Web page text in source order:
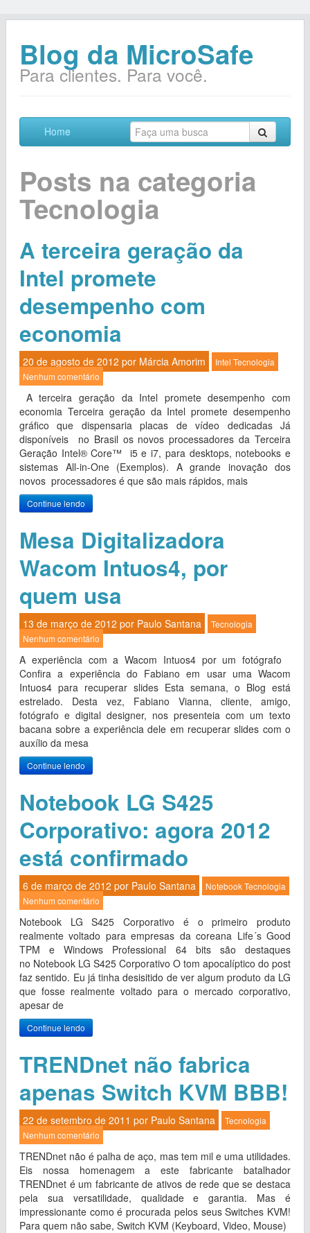
Blog da MicroSafe
Para clientes. Para você.
Home
Posts na categoria
Tecnologia
A terceira geração da
Intel promete
desempenho com
economia
20 de agosto de 2012 por Márcia Amorim Intel Tecnologia
Nenhum comentário
A terceira geração da Intel promete desempenho com
economia Terceira geração da Intel promete desempenho
gráfico que dispensaria placas de vídeo dedicadas Já
disponíveis no Brasil os novos processadores da Terceira
Geração Intel® Core™ i5 e i7, para desktops, notebooks e
sistemas All-in-One (Exemplos). A grande inovação dos
novos processadores é que são mais rápidos, mais
Continue lendo
Mesa Digitalizadora
Wacom Intuos4, por
quem usa
13 de março de 2012 por Paulo Santana
Tecnologia
Nenhum comentário
A experiência com a Wacom Intuos4 por um fotógrafo
Confira a experiência do Fabiano em usar uma Wacom
Intuos4 para recuperar slides Esta semana, o Blog está
estrelado. Desta vez, Fabiano Vianna, cliente, amigo,
fotógrafo e digital designer, nos presenteia com um texto
bacana sobre a experiência dele em recuperar slides com o
auxílio da mesa
Continue lendo
Notebook LG S425
Corporativo: agora 2012
está confirmado
6 de março de 2012 por Paulo Santana NotebookTecnologia
Nenhum comentário
Notebook LG S425 Corporativo é o primeiro produto
realmente voltado para empresas da coreana Life´s Good
TPM e Windows Professional 64 bits são destaques
no Notebook LG S425 Corporativo O tom apocalíptico do post
faz sentido. Eu já tinha desisitido de ver algum produto da LG
que fosse realmente voltado para o mercado corporativo,
apesar de
Continue lendo
TRENDnet não fabrica
apenas Switch KVM BBB!
22 de setembro de 2011 por Paulo Santana
Tecnologia
Nenhum comentário
TRENDnet não é palha de aço, mas tem mil e uma utilidades.
Eis nossa homenagem a este fabricante batalhador
TRENDnet é um fabricante de ativos de rede que se destaca
pela sua versatilidade, qualidade e garantia. Mas é
impressionante como é procurada pelos seus Switches KVM!
Para quem não sabe, Switch KVM (Keyboard, Video, Mouse)